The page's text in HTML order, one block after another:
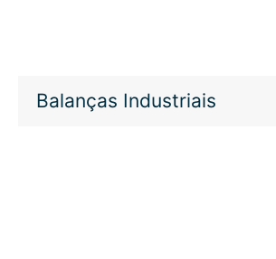
Balanças Industriais